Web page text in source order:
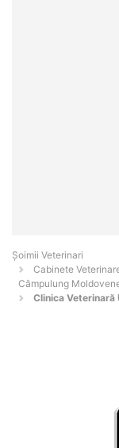
Șoimii Veterinari
Cabinete
Câmpulung
Clinica Veterinară